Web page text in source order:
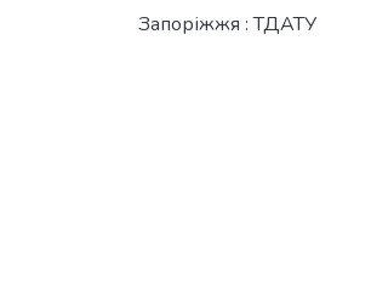
Запоріжжя : ТДАТУ